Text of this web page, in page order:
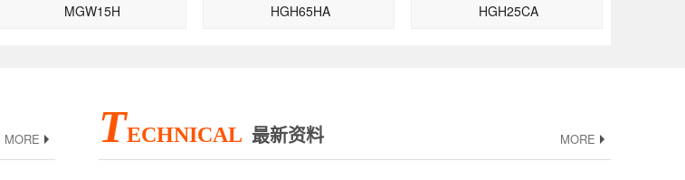
MGW15H HGH65HA HGH25CA
MORE TECHNICAL 最新资料 MORE